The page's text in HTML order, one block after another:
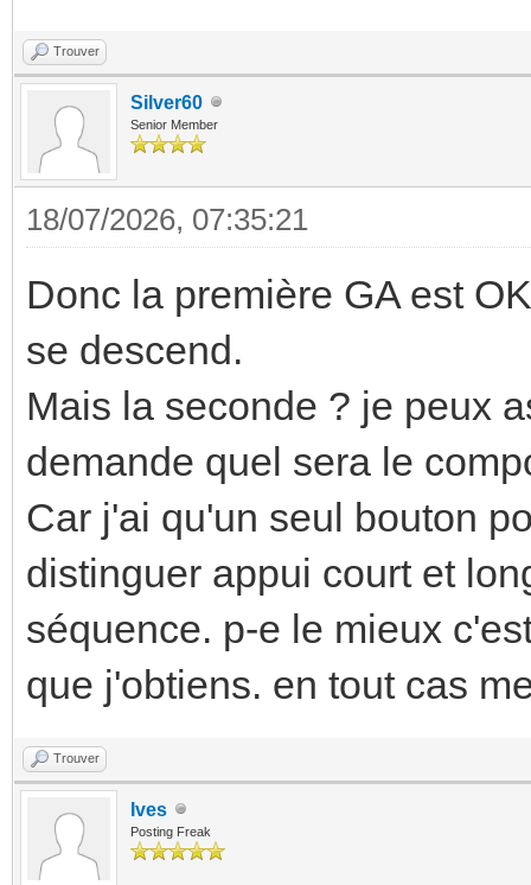
Trouver
Silver60
Senior Member
18/07/2026, 07:35:21
Donc la première GA est
se descend.
Mais la seconde ? je peux
demande quel sera le
Car j'ai qu'un seul bouton
distinguer appui court et
séquence. p-e le mieux
que j'obtiens. en tout cas
Trouver
Ives
Posting Freak